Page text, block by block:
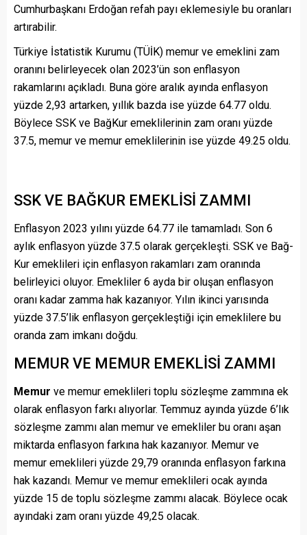
Cumhurbaşkanı Erdoğan refah payı eklemesiyle bu oranları
artırabilir.
Türkiye İstatistik Kurumu (TÜİK) memur ve emeklini zam
oranını belirleyecek olan 2023’ün son enflasyon
rakamlarını açıkladı. Buna göre aralık ayında enflasyon
yüzde 2,93 artarken, yıllık bazda ise yüzde 64.77 oldu.
Böylece SSK ve BağKur emeklilerinin zam oranı yüzde
37.5, memur ve memur emeklilerinin ise yüzde 49.25 oldu.
SSK VE BAĞKUR EMEKLİSİ ZAMMI
Enflasyon 2023 yılını yüzde 64.77 ile tamamladı. Son 6
aylık enflasyon yüzde 37.5 olarak gerçekleşti. SSK ve Bağ-
Kur emeklileri için enflasyon rakamları zam oranında
belirleyici oluyor. Emekliler 6 ayda bir oluşan enflasyon
oranı kadar zamma hak kazanıyor. Yılın ikinci yarısında
yüzde 37.5’lik enflasyon gerçekleştiği için emeklilere bu
oranda zam imkanı doğdu.
MEMUR VE MEMUR EMEKLİSİ ZAMMI
Memur ve memur emeklileri toplu sözleşme zammına ek
olarak enflasyon farkı alıyorlar. Temmuz ayında yüzde 6’lık
sözleşme zammı alan memur ve emekliler bu oranı aşan
miktarda enflasyon farkına hak kazanıyor. Memur ve
memur emeklileri yüzde 29,79 oranında enflasyon farkına
hak kazandı. Memur ve memur emeklileri ocak ayında
yüzde 15 de toplu sözleşme zammı alacak. Böylece ocak
ayındaki zam oranı yüzde 49,25 olacak.